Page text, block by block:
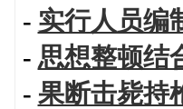
- 实行人员编
- 思想整顿结
- 果断击毙持